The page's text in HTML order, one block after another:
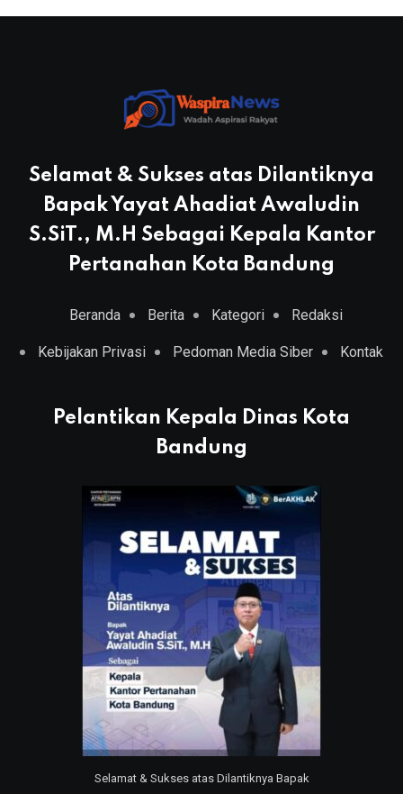
Selamat & Sukses atas Dilantiknya
Bapak Yayat Ahadiat Awaludin
S.SiT., M.H Sebagai Kepala Kantor
Pertanahan Kota Bandung
Beranda Berita Kategori Redaksi
Kebijakan Privasi Pedoman Media Siber Kontak
Pelantikan Kepala Dinas Kota
Bandung
Selamat & Sukses atas Dilantiknya Bapak